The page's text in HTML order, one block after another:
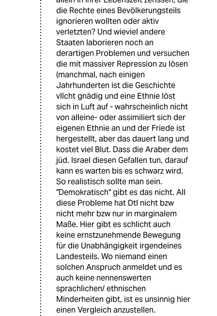
die Rechte eines Bevölkerungsteils
ignorieren wollten oder aktiv
verletzten? Und wieviel andere
Staaten laborieren noch an
derartigen Problemen und versuchen
die mit massiver Repression zu lösen
(manchmal, nach einigen
Jahrhunderten ist die Geschichte
vllcht gnädig und eine Ethnie löst
sich in Luft auf - wahrscheinlich nicht
von alleine- oder assimiliert sich der
eigenen Ethnie an und der Friede ist
hergestellt, aber das dauert lang und
kostet viel Blut. Dass die Araber dem
jüd. Israel diesen Gefallen tun, darauf
kann es warten bis es schwarz wird.
So realistisch sollte man sein.
"Demokratisch" gibt es das nicht. All
diese Probleme hat Dtl nicht bzw
nicht mehr bzw nur in marginalem
Maße. Hier gibt es schlicht auch
keine ernstzunehmende Bewegung
für die Unabhängigkeit irgendeines
Landesteils. Wo niemand einen
solchen Anspruch anmeldet und es
auch keine nennenswerten
sprachlichen/ ethnischen
Minderheiten gibt, ist es unsinnig hier
einen Vergleich anzustellen.